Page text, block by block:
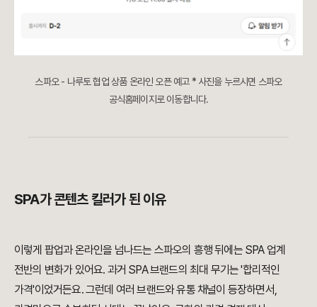
스파오 - 나루토 협업 상품 온라인 오픈 예고 * 사진을 누르시면 스파오
공식홈페이지로 이동합니다.
SPA가 콘텐츠 킬러가 된 이유
이렇게 팝업과 온라인을 넘나드는 스파오의 흥행 뒤에는 SPA 업계
전반의 변화가 있어요. 과거 SPA 브랜드의 최대 무기는 '합리적인
가격'이었거든요. 그런데 여러 브랜드와 유통 채널이 등장하면서,